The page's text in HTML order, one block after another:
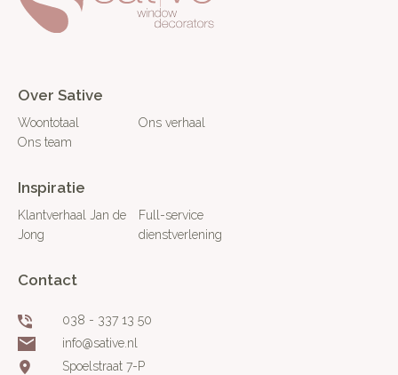
Over Sative
Woontotaal
Ons verhaal
Ons team
Inspiratie
Klantverhaal Jan de
Jong
Full-service
dienstverlening
Contact
038 - 337 13 50
info@sative.nl
Spoelstraat 7-P